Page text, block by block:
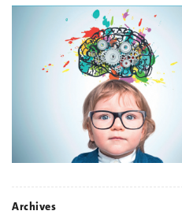
Archives